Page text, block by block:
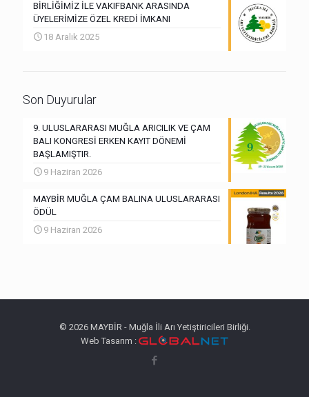
BİRLİĞİMİZ İLE VAKIFBANK ARASINDA
ÜYELERİMİZE ÖZEL KREDİ İMKANI
18 Aralık 2025
Son Duyurular
9. ULUSLARARASI MUĞLA ARICILIK VE ÇAM
BALI KONGRESİ ERKEN KAYIT DÖNEMİ
BAŞLAMIŞTIR.
9 Haziran 2026
MAYBİR MUĞLA ÇAM BALINA ULUSLARARASI
ÖDÜL
9 Haziran 2026
© 2026 MAYBİR - Muğla İli Arı Yetiştiricileri Birliği.
Web Tasarım :